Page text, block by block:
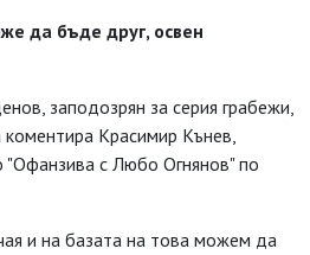
да бъде друг, освен
заподозрян за серия грабежи,
коментира Красимир Кънев,
"Офанзива с Любо Огнянов" по
и на базата на това можем да